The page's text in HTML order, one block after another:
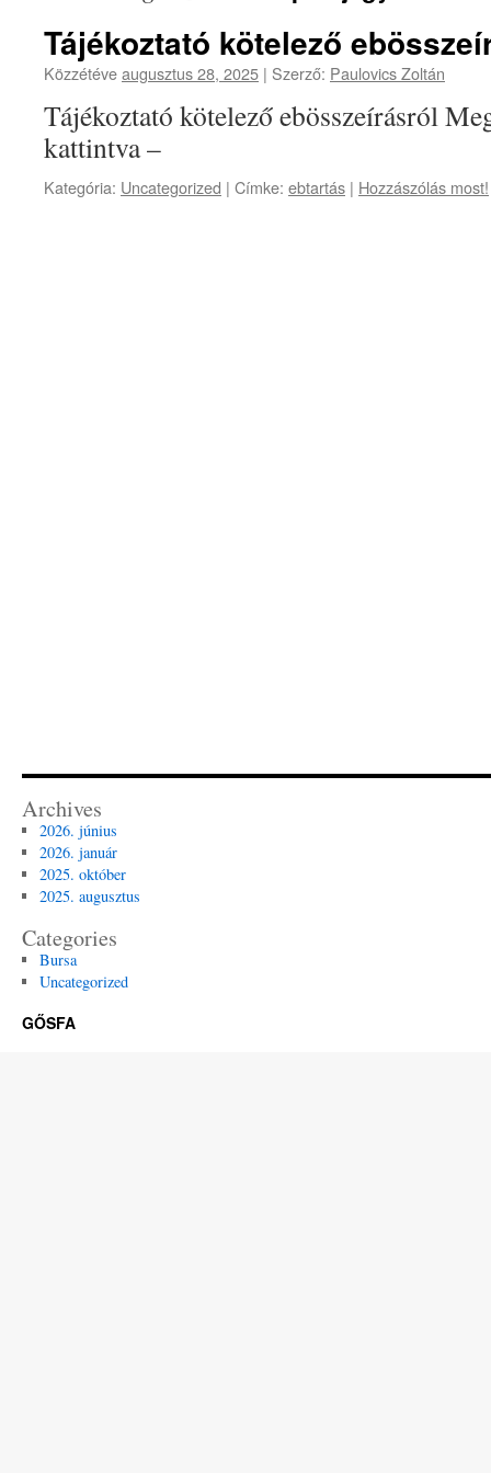
Tájékoztató kötelező
Közzétéveaugusztus 28, 2025 | Szerző: Paulovics Zoltán
Tájékoztató kötelező ebösszeírásról
kattintva –
Kategória: Uncategorized | Címke: ebtartás | Hozzászólás most!
Archives
2026. június
2026. január
2025. október
2025. augusztus
Categories
Bursa
Uncategorized
GŐSFA